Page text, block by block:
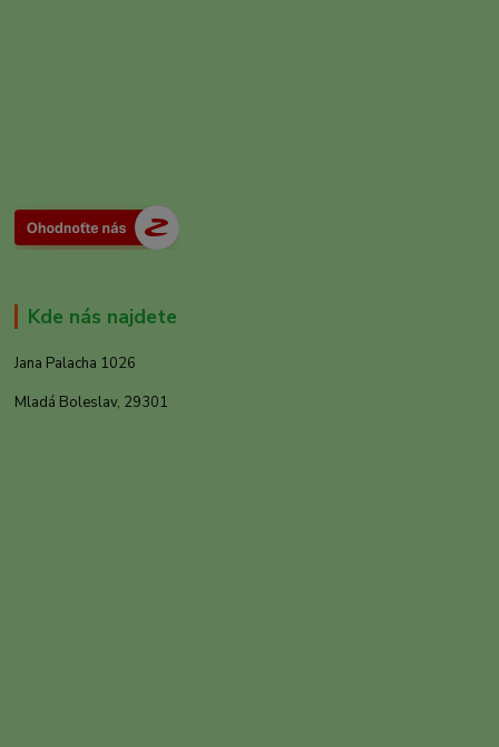
Kde nás najdete
Jana Palacha 1026
Mladá Boleslav, 29301